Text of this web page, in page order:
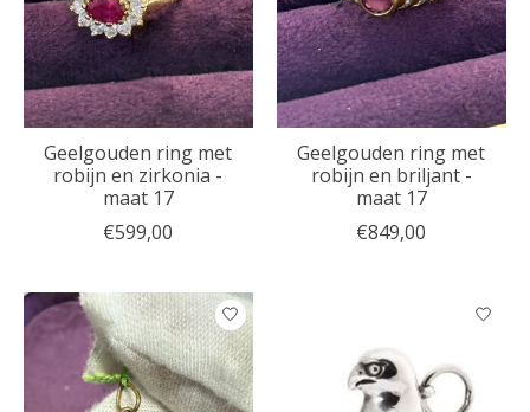
Geelgouden ring met
robijn en zirkonia -
maat 17
€599,00
Geelgouden ring met
robijn en briljant -
maat 17
€849,00